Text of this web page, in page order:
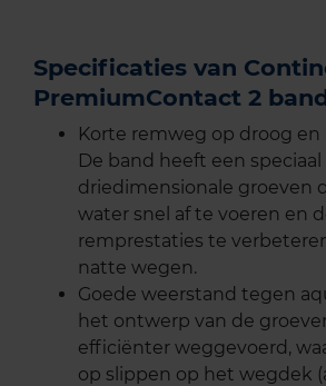
Specificaties van
PremiumContact 2
Korte remweg op droog
De band heeft een
driedimensionale groeven
water snel af te voeren en
remprestaties te
natte wegen.
Goede weerstand tegen
het ontwerp van de
efficiënter weggevoerd,
op slippen op het wegdek